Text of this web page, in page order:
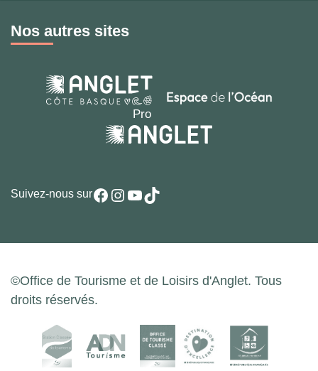
Nos autres sites
Suivez-nous surFacebook
Instagram
YouTube
TikTok
©Office de Tourisme et de Loisirs d'Anglet. Tous
droits réservés.